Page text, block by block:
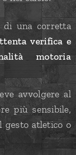
di una corretta
verifica e
motoria
avvolgere al
più sensibile,
gesto atletico o